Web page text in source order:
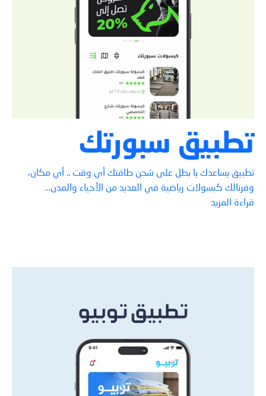
تطبيق سبورتك
تطبيق يساعدك يا بطل على شحن طاقتك أي وقت .. أي مكان،
وفرنالك كبسولات رياضية في العديد من الأحياء والمدن…
قراءة المزيد